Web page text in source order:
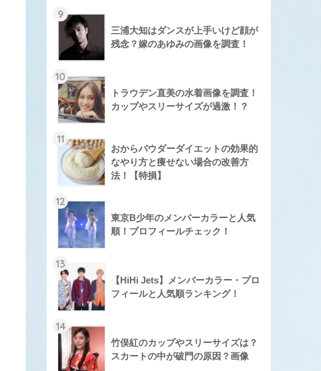
9
三浦大知はダンスが上手いけど顔が
残念？嫁のあゆみの画像を調査！
10
トラウデン直美の水着画像を調査！
カップやスリーサイズが過激！？
11
おからパウダーダイエットの効果的
なやり方と痩せない場合の改善方
法！【特損】
12
東京B少年のメンバーカラーと人気
順！プロフィールチェック！
13
【HiHi Jets】メンバーカラー・プロ
フィールと人気順ランキング！
14
竹俣紅のカップやスリーサイズは？
スカートの中が破門の原因？画像